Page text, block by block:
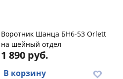
Воротник Шанца БН6-53 Orlett
на шейный отдел
1 890 руб.
В корзину